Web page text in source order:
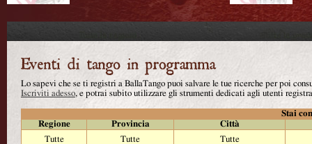
Lo sapevi che se ti registri a BallaTango puoi salvare le tue ricerche per poi
Iscriviti adesso, e potrai subito utilizzare gli strumenti dedicati agli utenti
Stai
Regione
Provincia
Città
Tutte
Tutte
Tutte